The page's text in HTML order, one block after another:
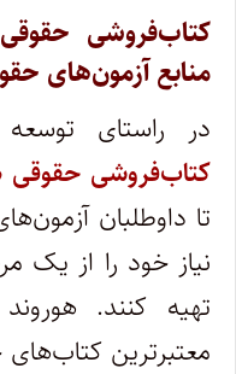
کتاب‌فروشی
منابع آزمون‌های
در راستای
کتاب‌فروشی حقوقی
تا داوطلبان
نیاز خود را از یک
تهیه کنند.
معتبرترین